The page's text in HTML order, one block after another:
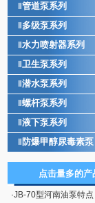
管道泵系列
多级泵系列
水力喷射器系列
卫生泵系列
潜水泵系列
螺杆泵系列
液下泵系列
防爆甲醇尿毒素泵
点击量多的产
·JB-70型河南油泵特点 JB-70型电动、手摇二